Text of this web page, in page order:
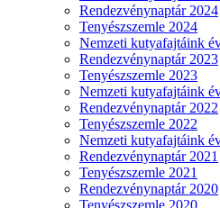
Rendezvénynaptár 2024
Tenyészszemle 2024
Nemzeti kutyafajtáink
Rendezvénynaptár 2023
Tenyészszemle 2023
Nemzeti kutyafajtáink
Rendezvénynaptár 2022
Tenyészszemle 2022
Nemzeti kutyafajtáink
Rendezvénynaptár 2021
Tenyészszemle 2021
Rendezvénynaptár 2020
Tenyészszemle 2020